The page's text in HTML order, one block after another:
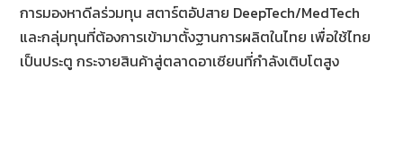
การมองหาดีลร่วมทุน สตาร์ตอัปสาย DeepTech/MedTech
และกลุ่มทุนที่ต้องการเข้ามาตั้งฐานการผลิตในไทย เพื่อใช้ไทย
เป็นประตู กระจายสินค้าสู่ตลาดอาเซียนที่กำลังเติบโตสูง